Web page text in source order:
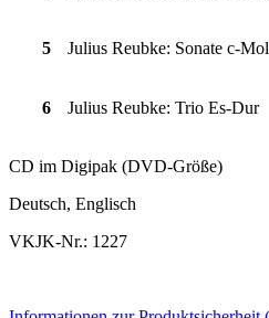
5 Julius Reubke: Sonate c-
6 Julius Reubke: Trio Es-Dur
CD im Digipak (DVD-Größe)
Deutsch, Englisch
VKJK-Nr.: 1227